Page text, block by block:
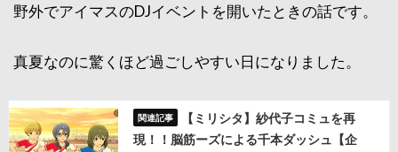
野外でアイマスのDJイベントを開いたときの話です。
真夏なのに驚くほど過ごしやすい日になりました。
【ミリシタ】紗代子コミュを再
現！！脳筋ーズによる千本ダッシュ【企